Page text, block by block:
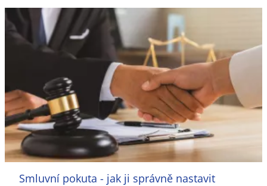
Smluvní pokuta - jak ji správně nastavit